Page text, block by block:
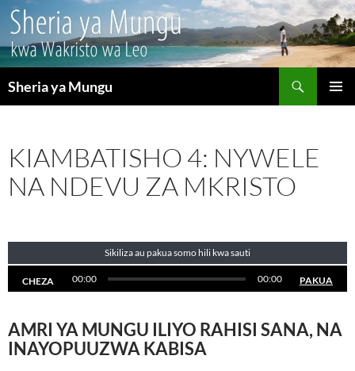
Sheria ya Mungu
KIAMBATISHO 4: NYWELE
NA NDEVU ZA MKRISTO
Sikiliza au pakua somo hili kwa sauti
CHEZA 00:00 00:00 PAKUA
AMRI YA MUNGU ILIYO RAHISI SANA, NA
INAYOPUUZWA KABISA